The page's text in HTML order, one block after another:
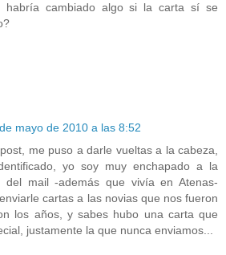
habría cambiado algo si la carta sí se
mayo de 2010 a las 8:52
me puso a darle vueltas a la cabeza,
yo soy muy enchapado a la
del mail -además que vivía en Atenas-
cartas a las novias que nos fueron
los años, y sabes hubo una carta que
justamente la que nunca enviamos...